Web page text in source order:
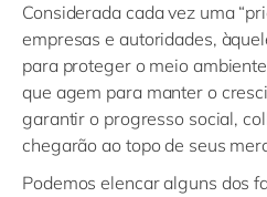
Considerada cada vez uma
empresas e autoridades,
para proteger o meio
que agem para manter o
garantir o progresso social,
chegarão ao topo de seus
Podemos elencar alguns dos